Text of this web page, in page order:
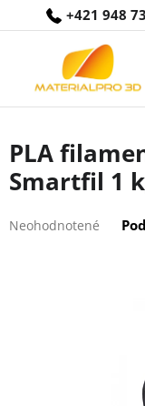
+421 948
PLA
Smartfil 1
hodnotenie
Neohodnotené